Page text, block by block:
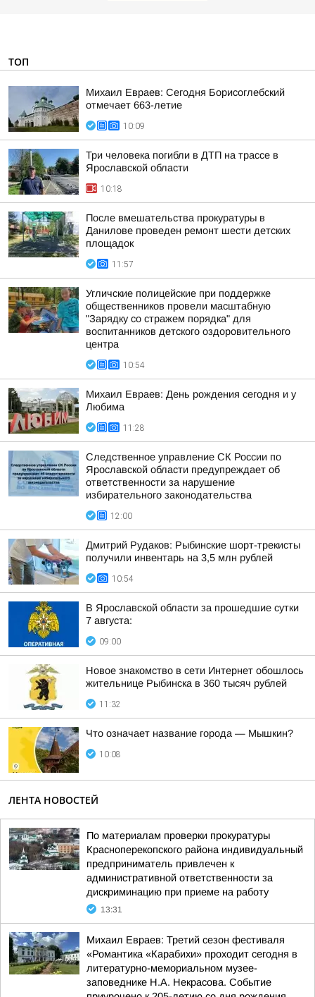
ТОП
Михаил Евраев: Сегодня Борисоглебский
отмечает 663-летие
10:09
Три человека погибли в ДТП на трассе в
Ярославской области
10:18
После вмешательства прокуратуры в
Данилове проведен ремонт шести детских
площадок
11:57
Угличские полицейские при поддержке
общественников провели масштабную
"Зарядку со стражем порядка" для
воспитанников детского оздоровительного
центра
10:54
Михаил Евраев: День рождения сегодня и у
Любима
11:28
Следственное управление СК России по
Ярославской области предупреждает об
ответственности за нарушение
избирательного законодательства
12:00
Дмитрий Рудаков: Рыбинские шорт-трекисты
получили инвентарь на 3,5 млн рублей
10:54
В Ярославской области за прошедшие сутки
7 августа:
09:00
Новое знакомство в сети Интернет обошлось
жительнице Рыбинска в 360 тысяч рублей
11:32
Что означает название города — Мышкин?
10:08
ЛЕНТА НОВОСТЕЙ
По материалам проверки прокуратуры
Красноперекопского района индивидуальный
предприниматель привлечен к
административной ответственности за
дискриминацию при приеме на работу
13:31
Михаил Евраев: Третий сезон фестиваля
«Романтика «Карабихи» проходит сегодня в
литературно-мемориальном музее-
заповеднике Н.А. Некрасова. Событие